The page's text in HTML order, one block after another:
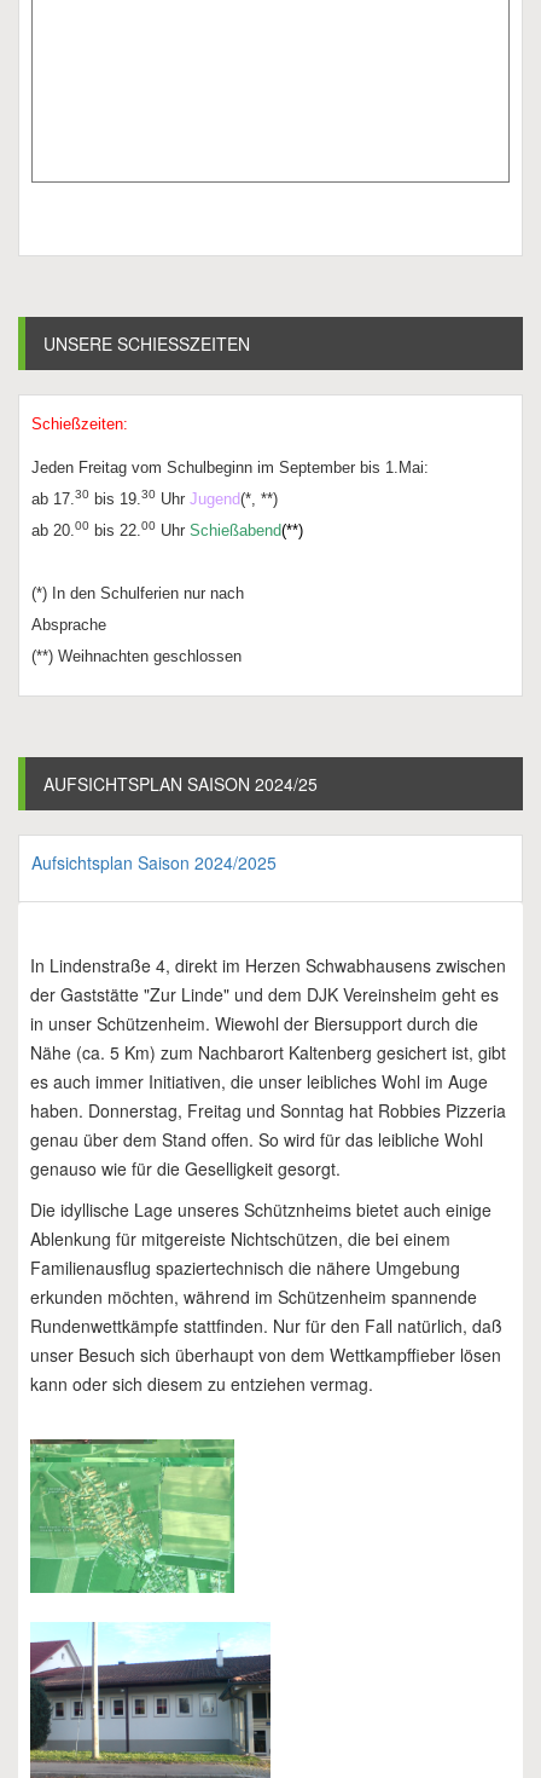
UNSERE SCHIESSZEITEN
Schießzeiten:
Jeden Freitag vom Schulbeginn im September bis 1.Mai:
ab 17.30 bis 19.30 Uhr Jugend(*, **)
ab 20.00 bis 22.00 Uhr Schießabend(**)
(*) In den Schulferien nur nach
Absprache
(**) Weihnachten geschlossen
AUFSICHTSPLAN SAISON 2024/25
Aufsichtsplan Saison 2024/2025
In Lindenstraße 4, direkt im Herzen Schwabhausens zwischen
der Gaststätte "Zur Linde" und dem DJK Vereinsheim geht es
in unser Schützenheim. Wiewohl der Biersupport durch die
Nähe (ca. 5 Km) zum Nachbarort Kaltenberg gesichert ist, gibt
es auch immer Initiativen, die unser leibliches Wohl im Auge
haben. Donnerstag, Freitag und Sonntag hat Robbies Pizzeria
genau über dem Stand offen. So wird für das leibliche Wohl
genauso wie für die Geselligkeit gesorgt.
Die idyllische Lage unseres Schütznheims bietet auch einige
Ablenkung für mitgereiste Nichtschützen, die bei einem
Familienausflug spaziertechnisch die nähere Umgebung
erkunden möchten, während im Schützenheim spannende
Rundenwettkämpfe stattfinden. Nur für den Fall natürlich, daß
unser Besuch sich überhaupt von dem Wettkampffieber lösen
kann oder sich diesem zu entziehen vermag.